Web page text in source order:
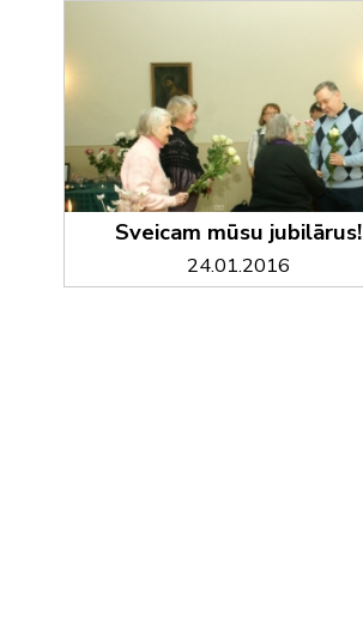
Sveicam mūsu jubilārus!
24.01.2016